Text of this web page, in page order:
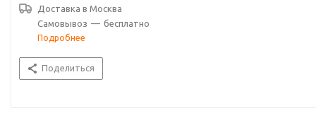
Доставка в Москва
Самовывоз — бесплатно
Подробнее
Поделиться